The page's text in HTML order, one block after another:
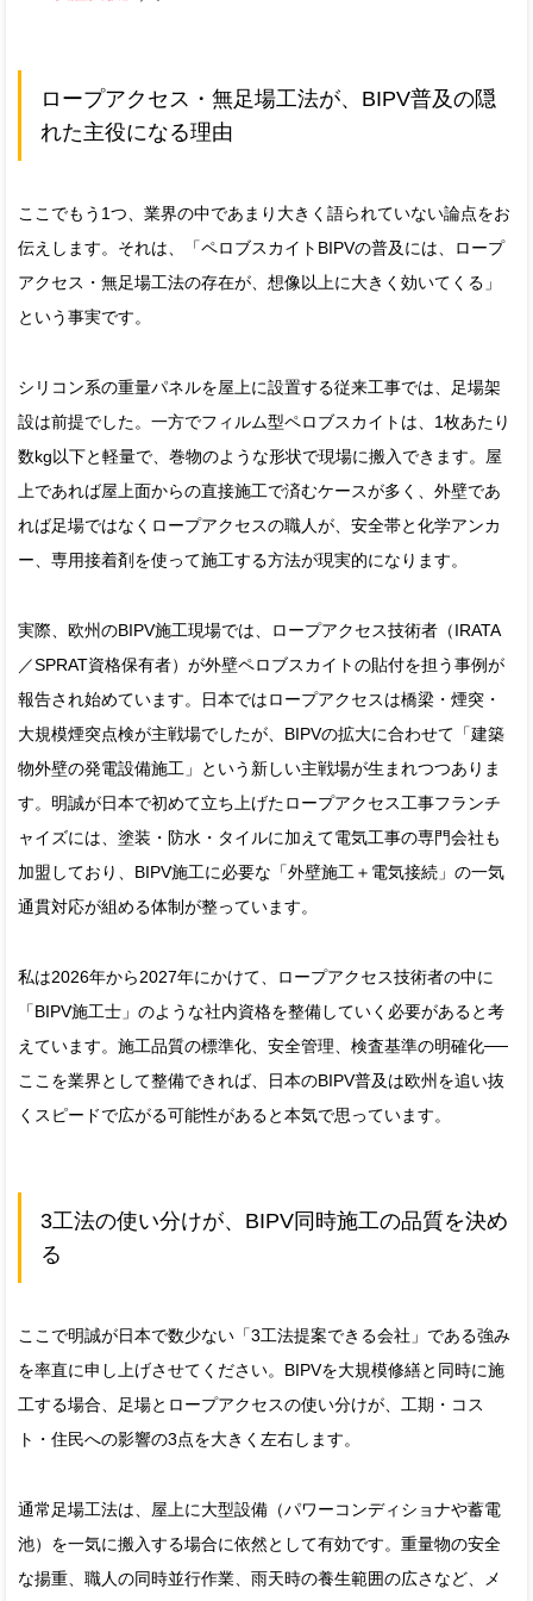
ロープアクセス・無足場工法が、BIPV普及の隠
れた主役になる理由
ここでもう1つ、業界の中であまり大きく語られていない論点をお
伝えします。それは、「ペロブスカイトBIPVの普及には、ロープ
アクセス・無足場工法の存在が、想像以上に大きく効いてくる」
という事実です。
シリコン系の重量パネルを屋上に設置する従来工事では、足場架
設は前提でした。一方でフィルム型ペロブスカイトは、1枚あたり
数kg以下と軽量で、巻物のような形状で現場に搬入できます。屋
上であれば屋上面からの直接施工で済むケースが多く、外壁であ
れば足場ではなくロープアクセスの職人が、安全帯と化学アンカ
ー、専用接着剤を使って施工する方法が現実的になります。
実際、欧州のBIPV施工現場では、ロープアクセス技術者（IRATA
／SPRAT資格保有者）が外壁ペロブスカイトの貼付を担う事例が
報告され始めています。日本ではロープアクセスは橋梁・煙突・
大規模煙突点検が主戦場でしたが、BIPVの拡大に合わせて「建築
物外壁の発電設備施工」という新しい主戦場が生まれつつありま
す。明誠が日本で初めて立ち上げたロープアクセス工事フランチ
ャイズには、塗装・防水・タイルに加えて電気工事の専門会社も
加盟しており、BIPV施工に必要な「外壁施工＋電気接続」の一気
通貫対応が組める体制が整っています。
私は2026年から2027年にかけて、ロープアクセス技術者の中に
「BIPV施工士」のような社内資格を整備していく必要があると考
えています。施工品質の標準化、安全管理、検査基準の明確化──
ここを業界として整備できれば、日本のBIPV普及は欧州を追い抜
くスピードで広がる可能性があると本気で思っています。
3工法の使い分けが、BIPV同時施工の品質を決め
る
ここで明誠が日本で数少ない「3工法提案できる会社」である強み
を率直に申し上げさせてください。BIPVを大規模修繕と同時に施
工する場合、足場とロープアクセスの使い分けが、工期・コス
ト・住民への影響の3点を大きく左右します。
通常足場工法は、屋上に大型設備（パワーコンディショナや蓄電
池）を一気に搬入する場合に依然として有効です。重量物の安全
な揚重、職人の同時並行作業、雨天時の養生範囲の広さなど、メ